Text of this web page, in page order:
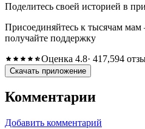
Поделитесь своей историей в
Присоединяйтесь к тысячам
получайте поддержку
Оценка 4.8· 417,594
Скачать приложение
Комментарии
Добавить комментарий